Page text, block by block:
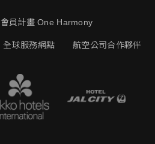
會員計畫 One Harmony
全球服務網點 航空公司合作夥伴